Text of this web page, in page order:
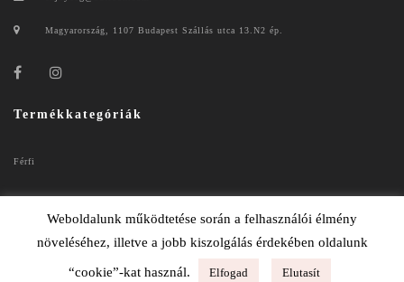
Magyarország, 1107 Budapest Szállás utca 13.N2 ép.
Termékkategóriák
Férfi
Weboldalunk működtetése során a felhasználói élmény
növeléséhez, illetve a jobb kiszolgálás érdekében oldalunk
“cookie”-kat használ. Elfogad Elutasít